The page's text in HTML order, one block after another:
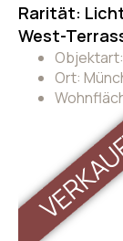
Rarität:
West-
Ort: